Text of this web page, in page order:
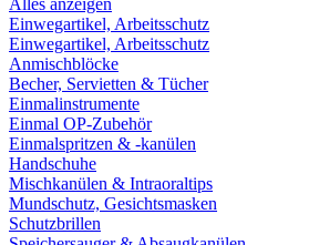
Alles anzeigen
Einwegartikel, Arbeitsschutz
Einwegartikel, Arbeitsschutz
Anmischblöcke
Becher, Servietten & Tücher
Einmalinstrumente
Einmal OP-Zubehör
Einmalspritzen & -kanülen
Handschuhe
Mischkanülen & Intraoraltips
Mundschutz, Gesichtsmasken
Schutzbrillen